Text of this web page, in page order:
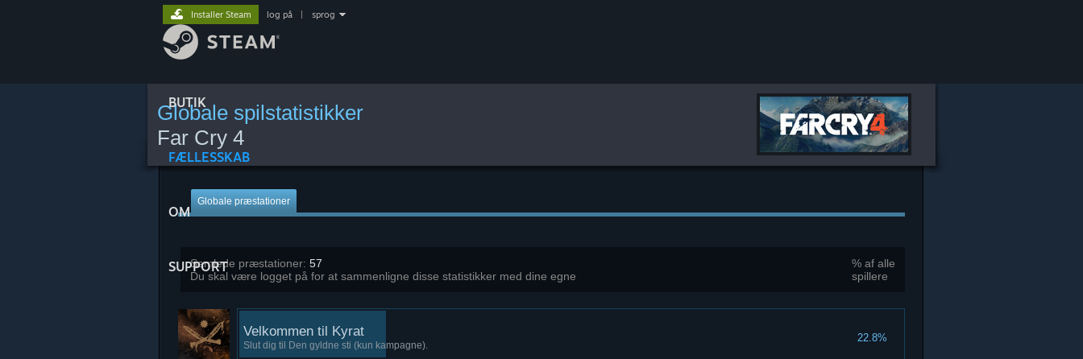
BUTIK
FÆLLESSKAB
OM
SUPPORT
Installer Steam log på sprog
Globale spilstatistikker
Far Cry 4
Globale præstationer
% af alle
spillere
Samlede præstationer: 57
Du skal være logget på for at sammenligne disse statistikker med dine egne
22.8%
Velkommen til Kyrat
Slut dig til Den gyldne sti (kun kampagne).